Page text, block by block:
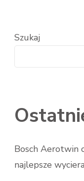
Szukaj
Bosch Aerotwin
najlepsze